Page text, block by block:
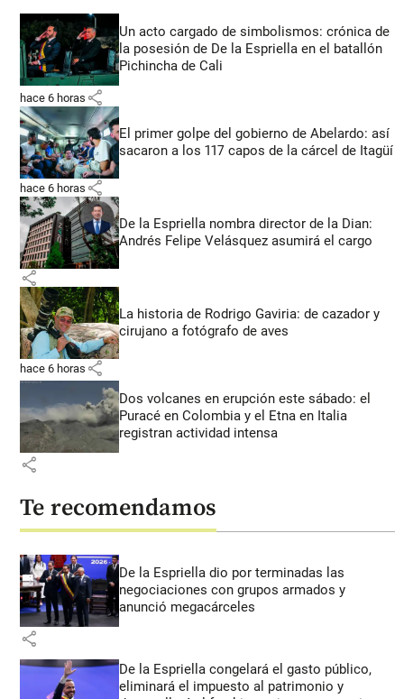
Un acto cargado de simbolismos: crónica de
la posesión de De la Espriella en el batallón
Pichincha de Cali
hace 6 horas share
El primer golpe del gobierno de Abelardo: así
sacaron a los 117 capos de la cárcel de Itagüí
hace 6 horas share
De la Espriella nombra director de la Dian:
Andrés Felipe Velásquez asumirá el cargo
share
La historia de Rodrigo Gaviria: de cazador y
cirujano a fotógrafo de aves
hace 6 horas share
Dos volcanes en erupción este sábado: el
Puracé en Colombia y el Etna en Italia
registran actividad intensa
share
Te recomendamos
De la Espriella dio por terminadas las
negociaciones con grupos armados y
anunció megacárceles
share
De la Espriella congelará el gasto público,
eliminará el impuesto al patrimonio y